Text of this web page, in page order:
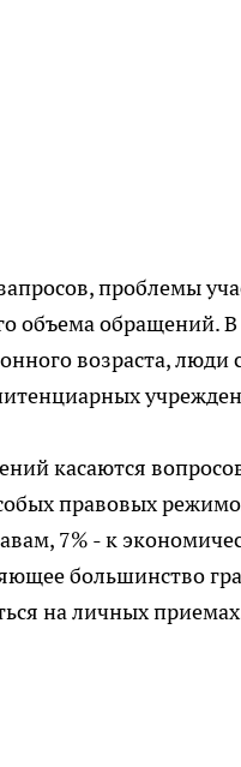
проблемы
объема обращений. В
возраста, люди
касаются
правовых
7% - к
большинство
на личных